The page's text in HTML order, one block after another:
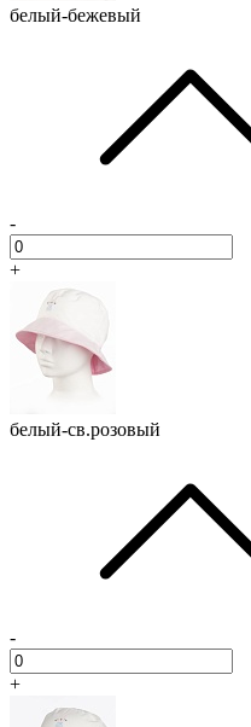
белый-бежевый
-
+
белый-св.розовый
-
+